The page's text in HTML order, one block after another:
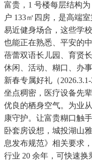
富贵，1 号楼每层结构为
户 133㎡四房，是高端
易近健身场合，这些学
也能正在熟悉、平安的
蓓蕾双语长儿园、育贤
休闲、活动、糊口、办
新春专属好礼（
坐点稠密，医疗设备先
优良的栖身空气。为业
康守护。让富贵糊口触
卧套房设想，城投湖山
息发布规范》相关要求
行业 20 余年，可快速换